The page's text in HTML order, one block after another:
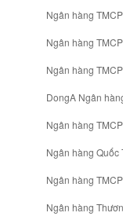
Ngân hàng
Ngân hàng
Ngân hàng
DongA Ngân
Ngân hàng
Ngân hàng Quốc
Ngân hàng
Ngân hàng